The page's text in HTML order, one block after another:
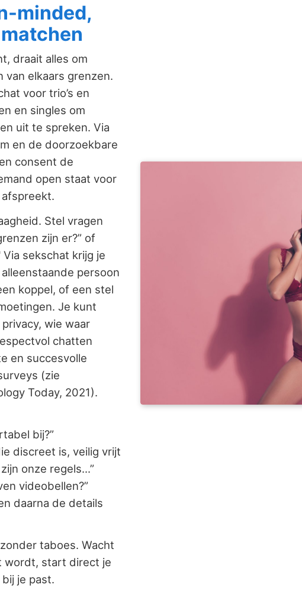
minded,
draait alles om
van elkaars grenzen.
voor trio’s en
en singles om
uit te spreken. Via
en de doorzoekbare
consent de
open staat voor
Stel vragen
zijn er?” of
sekschat krijg je
persoon
koppel, of een stel
Je kunt
wie waar
chatten
en succesvolle
(zie
Today, 2021).
bij?”
discreet is, veilig vrijt
onze regels...”
videobellen?”
daarna de details
taboes. Wacht
wordt, start direct je
je past.